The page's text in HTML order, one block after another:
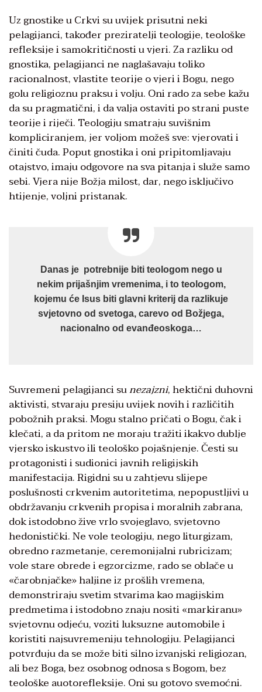
Uz gnostike u Crkvi su uvijek prisutni neki
pelagijanci, također preziratelji teologije, teološke
refleksije i samokritičnosti u vjeri. Za razliku od
gnostika, pelagijanci ne naglašavaju toliko
racionalnost, vlastite teorije o vjeri i Bogu, nego
golu religioznu praksu i volju. Oni rado za sebe kažu
da su pragmatični, i da valja ostaviti po strani puste
teorije i riječi. Teologiju smatraju suvišnim
kompliciranjem, jer voljom možeš sve: vjerovati i
činiti čuda. Poput gnostika i oni pripitomljavaju
otajstvo, imaju odgovore na sva pitanja i služe samo
sebi. Vjera nije Božja milost, dar, nego isključivo
htijenje, voljni pristanak.
Danas je potrebnije biti teologom nego u
nekim prijašnjim vremenima, i to teologom,
kojemu će Isus biti glavni kriterij da razlikuje
svjetovno od svetoga, carevo od Božjega,
nacionalno od evanđeoskoga…
Suvremeni pelagijanci sunezajzni, hektični duhovni
aktivisti, stvaraju presiju uvijek novih i različitih
pobožnih praksi. Mogu stalno pričati o Bogu, čak i
klečati, a da pritom ne moraju tražiti ikakvo dublje
vjersko iskustvo ili teološko pojašnjenje. Česti su
protagonisti i sudionici javnih religijskih
manifestacija. Rigidni su u zahtjevu slijepe
poslušnosti crkvenim autoritetima, nepopustljivi u
obdržavanju crkvenih propisa i moralnih zabrana,
dok istodobno žive vrlo svojeglavo, svjetovno
hedonistički. Ne vole teologiju, nego liturgizam,
obredno razmetanje, ceremonijalni rubricizam;
vole stare obrede i egzorcizme, rado se oblače u
«čarobnjačke» haljine iz prošlih vremena,
demonstriraju svetim stvarima kao magijskim
predmetima i istodobno znaju nositi «markiranu»
svjetovnu odjeću, voziti luksuzne automobile i
koristiti najsuvremeniju tehnologiju. Pelagijanci
potvrđuju da se može biti silno izvanjski religiozan,
ali bez Boga, bez osobnog odnosa s Bogom, bez
teološke auotorefleksije. Oni su gotovo svemoćni.